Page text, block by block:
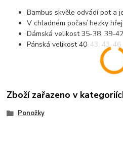
Bambus skvěle odvádí pot a
V chladném počasí hezky
Dámská velikost 35-38, 39-42
Pánská velikost 40-43, 43-46
Zboží zařazeno v
Ponožky